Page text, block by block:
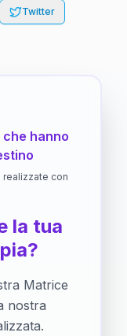
Twitter
hanno
con
la tua
Matrice
nostra